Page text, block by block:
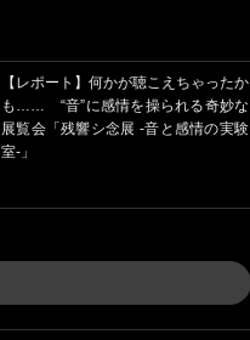
【レポート】何かが聴こえちゃったか
も…… “音”に感情を操られる奇妙な
展覧会「残響シ念展 -⾳と感情の実験
室-」